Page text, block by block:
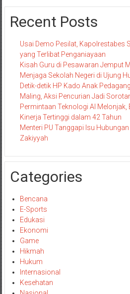
Recent Posts
Usai Demo Pesilat, Kapolrestabes
yang Terlibat Penganiayaan
Kisah Guru di Pesawaran Jemput
Menjaga Sekolah Negeri di Ujung
Detik-detik HP Kado Anak
Maling, Aksi Pencurian Jadi
Permintaan Teknologi AI
Kinerja Tertinggi dalam 42 Tahun
Menteri PU Tanggapi Isu
Zakiyyah
Categories
Bencana
E-Sports
Edukasi
Ekonomi
Game
Hikmah
Hukum
Internasional
Kesehatan